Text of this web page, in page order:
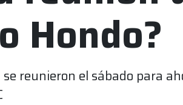
Hondo?
reunieron el sábado para